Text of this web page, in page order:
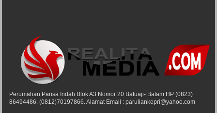
Perumahan Parisa Indah Blok A3 Nomor 20 Batuaji- Batam HP (0823)
86494486, (0812)70197866. Alamat Email : paruliankepri@yahoo.com